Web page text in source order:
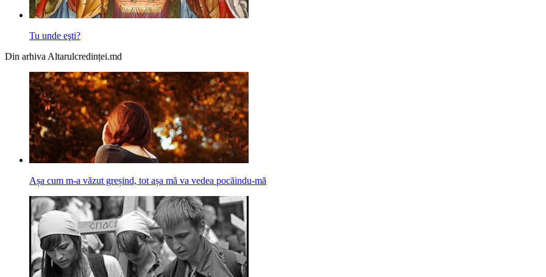
Tu unde eşti?
Din arhiva Altarulcredinței.md
Așa cum m-a văzut greșind, tot așa mă va vedea pocăindu-mă